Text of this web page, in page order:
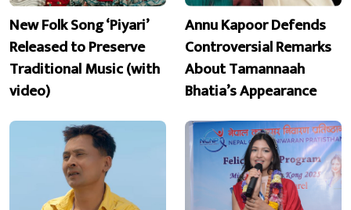
New Folk Song ‘Piyari’
Released to Preserve
Traditional Music (with
video)
Annu Kapoor Defends
Controversial Remarks
About Tamannaah
Bhatia’s Appearance